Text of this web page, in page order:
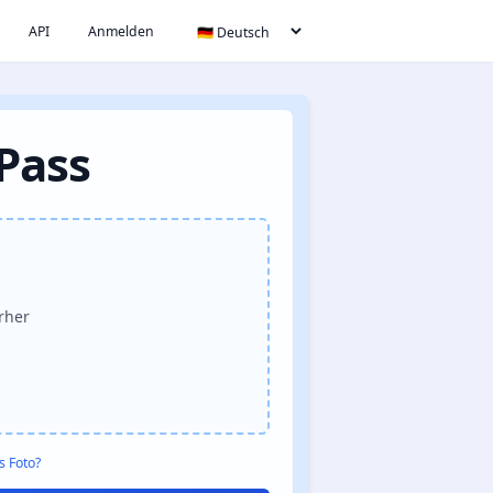
API Anmelden
Foto?